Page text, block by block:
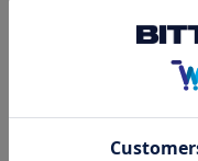
RYO：身長180cm Lサ
CavariA(キャバリア)接触